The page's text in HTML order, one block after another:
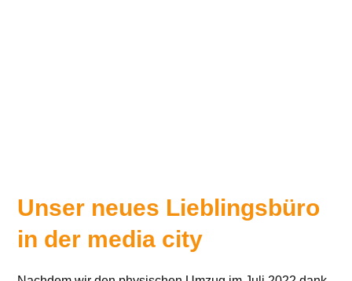
Unser neues Lieblingsbüro
in der media city